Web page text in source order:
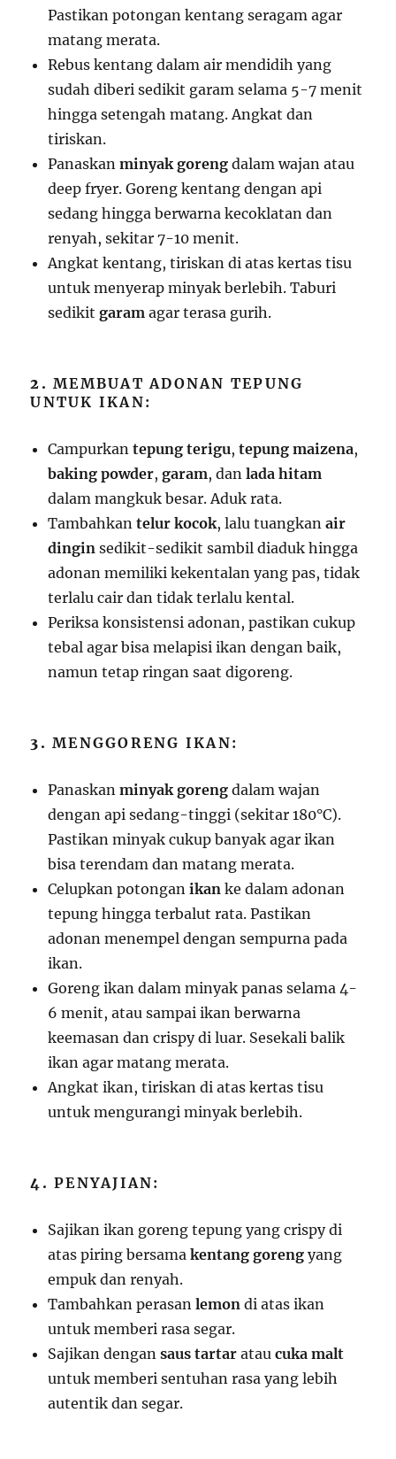
Pastikan potongan kentang seragam agar
matang merata.
Rebus kentang dalam air mendidih yang
sudah diberi sedikit garam selama 5-7 menit
hingga setengah matang. Angkat dan
tiriskan.
Panaskanminyak goreng dalam wajan atau
deep fryer. Goreng kentang dengan api
sedang hingga berwarna kecoklatan dan
renyah, sekitar 7-10 menit.
Angkat kentang, tiriskan di atas kertas tisu
untuk menyerap minyak berlebih. Taburi
sedikitgaram agar terasa gurih.
2.MEMBUAT ADONAN TEPUNG
UNTUK IKAN:
Campurkantepung terigu,tepung maizena,
baking powder,garam, danlada hitam
dalam mangkuk besar. Aduk rata.
Tambahkantelur kocok, lalu tuangkanair
dingin sedikit-sedikit sambil diaduk hingga
adonan memiliki kekentalan yang pas, tidak
terlalu cair dan tidak terlalu kental.
Periksa konsistensi adonan, pastikan cukup
tebal agar bisa melapisi ikan dengan baik,
namun tetap ringan saat digoreng.
3.MENGGORENG IKAN:
Panaskanminyak goreng dalam wajan
dengan api sedang-tinggi (sekitar 180°C).
Pastikan minyak cukup banyak agar ikan
bisa terendam dan matang merata.
Celupkan potonganikan ke dalam adonan
tepung hingga terbalut rata. Pastikan
adonan menempel dengan sempurna pada
ikan.
Goreng ikan dalam minyak panas selama 4-
6 menit, atau sampai ikan berwarna
keemasan dan crispy di luar. Sesekali balik
ikan agar matang merata.
Angkat ikan, tiriskan di atas kertas tisu
untuk mengurangi minyak berlebih.
4.PENYAJIAN:
Sajikan ikan goreng tepung yang crispy di
atas piring bersamakentang goreng yang
empuk dan renyah.
Tambahkan perasanlemon di atas ikan
untuk memberi rasa segar.
Sajikan dengansaus tartar ataucuka malt
untuk memberi sentuhan rasa yang lebih
autentik dan segar.